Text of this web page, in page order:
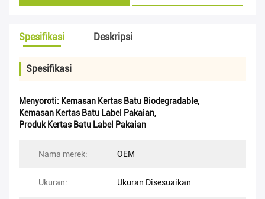
Spesifikasi Deskripsi
Spesifikasi
Menyoroti: Kemasan Kertas Batu Biodegradable,
Kemasan Kertas Batu Label Pakaian,
Produk Kertas Batu Label Pakaian
Nama merek: OEM
Ukuran: Ukuran Disesuaikan